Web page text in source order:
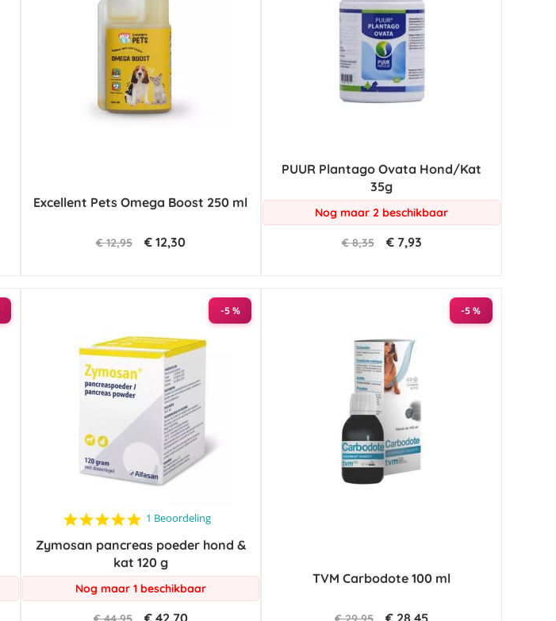
Excellent Pets Omega Boost 250 ml
€ 12,95 € 12,30
PUUR Plantago Ovata Hond/Kat
35g
Nog maar 2 beschikbaar
€ 8,35 € 7,93
-5 %
5.0
rating
1 Beoordeling
Zymosan pancreas poeder hond &
kat 120 g
Nog maar 1 beschikbaar
€ 42,70
-5 %
TVM Carbodote 100 ml
€ 28,45